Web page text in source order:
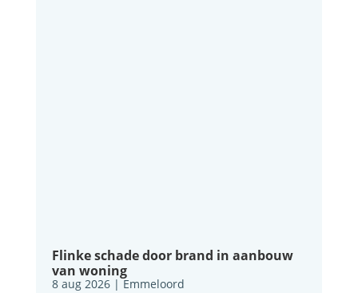
Flinke schade door brand in aanbouw
van woning
8 aug 2026| Emmeloord